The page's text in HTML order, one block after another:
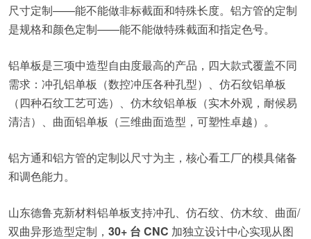
尺寸定制——能不能做非标截面和特殊长度。铝方管的定制
是规格和颜色定制——能不能做特殊截面和指定色号。
铝单板是三项中造型自由度最高的产品，四大款式覆盖不同
需求：冲孔铝单板（数控冲压各种孔型）、仿石纹铝单板
（四种石纹工艺可选）、仿木纹铝单板（实木外观，耐候易
清洁）、曲面铝单板（三维曲面造型，可塑性卓越）。
铝方通和铝方管的定制以尺寸为主，核心看工厂的模具储备
和调色能力。
山东德鲁克新材料铝单板支持冲孔、仿石纹、仿木纹、曲面/
双曲异形造型定制， 30+ 台 CNC 加独立设计中心实现从图